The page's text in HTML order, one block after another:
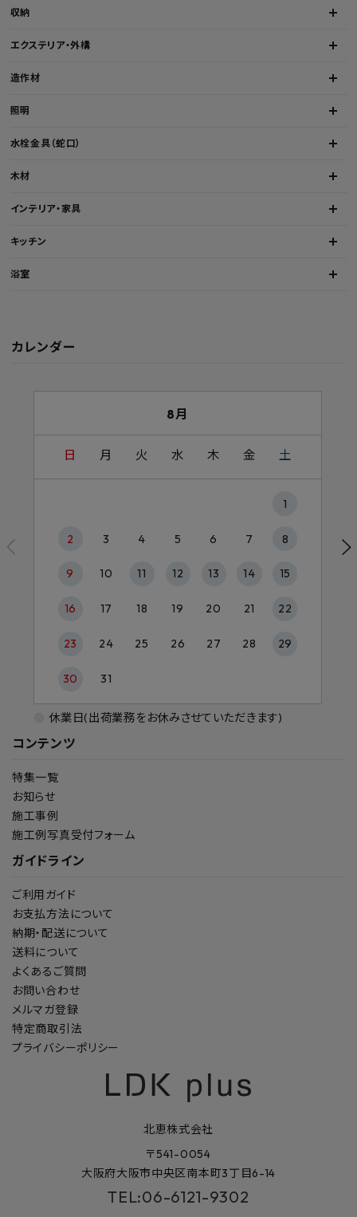
収納
エクステリア・外構
造作材
照明
水栓金具（蛇口）
木材
インテリア・家具
キッチン
浴室
コンテンツ
特集一覧
お知らせ
施工事例
施工例写真受付フォーム
ガイドライン
ご利用ガイド
お支払方法について
納期・配送について
送料について
よくあるご質問
お問い合わせ
メルマガ登録
特定商取引法
プライバシーポリシー
カレンダー
8月
日 月 火 水 木 金 土
1
2 3 4 5 6 7 8
9 10 11 12 13 14 15
16 17 18 19 20 21 22
23 24 25 26 27 28 29
30 31
休業日(出荷業務をお休みさせていただきます)
北恵株式会社
〒541-0054
大阪府大阪市中央区南本町3丁目6-14
TEL:06-6121-9302